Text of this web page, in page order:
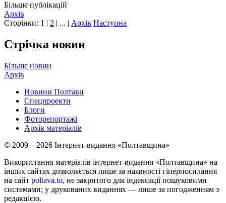
Більше публікацій
Архів
Сторінки: 1 | 2 | ... | Архів Наступна
Стрічка новин
Більше новин
Архів
Новини Полтави
Спецпроекти
Блоги
Фоторепортажі
Архів матеріалів
© 2009 – 2026 Інтернет-видання «Полтавщина»
Використання матеріалів інтернет-видання «Полтавщина» на
інших сайтах дозволяється лише за наявності гіперпосилання
на сайт poltava.to, не закритого для індексації пошуковими
системами; у друкованих виданнях — лише за погодженням з
редакцією.